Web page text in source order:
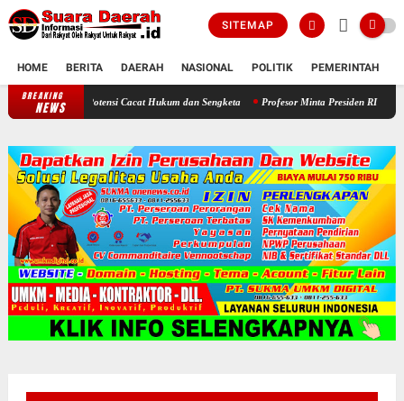
SITEMAP
HOME BERITA DAERAH NASIONAL POLITIK PEMERINTAH
BREAKING
NEWS Soroti Jadwal Pengisian BPD, DPRD Sragen Waspadai Potensi Cacat